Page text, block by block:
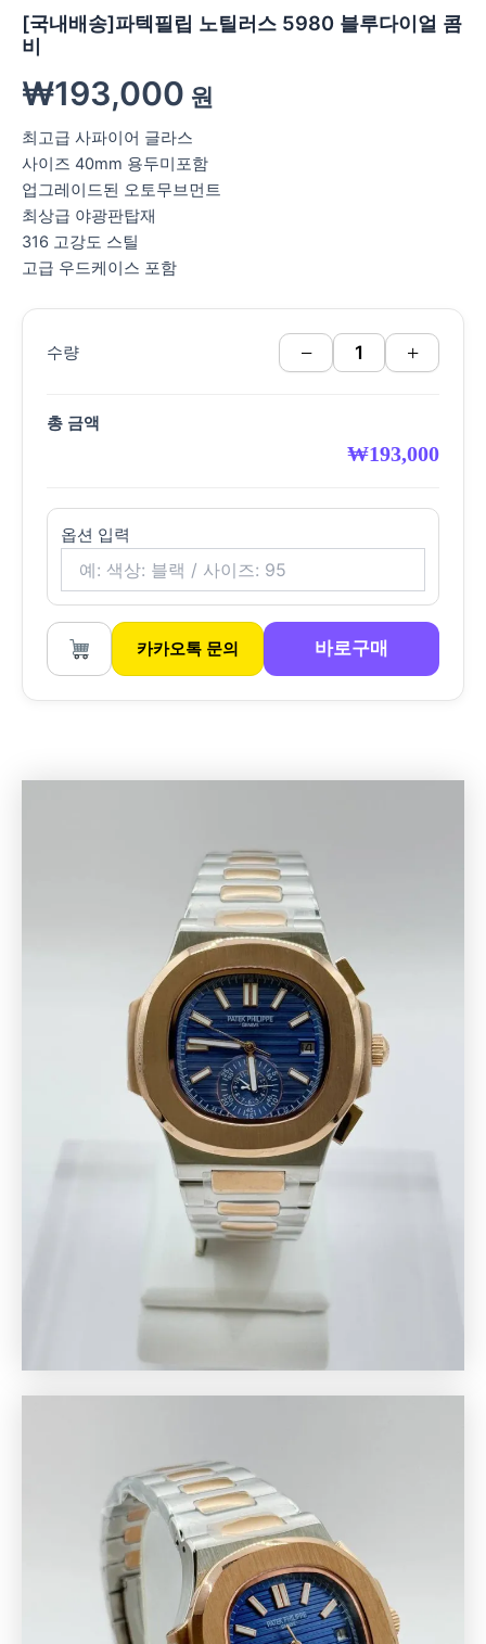
[국내배송]파텍필립 노틸러스 5980 블루다이얼 콤
비
₩193,000 원
최고급 사파이어 글라스
사이즈 40mm 용두미포함
업그레이드된 오토무브먼트
최상급 야광판탑재
316 고강도 스틸
고급 우드케이스 포함
수량 − +
총 금액
₩193,000
옵션 입력
카카오톡 문의 바로구매